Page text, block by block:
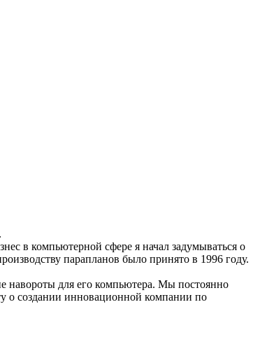
в компьютерной сфере я начал задумываться о
парапланов было принято в 1996 году.
навороты для его компьютера. Мы постоянно
о создании инновационной компании по